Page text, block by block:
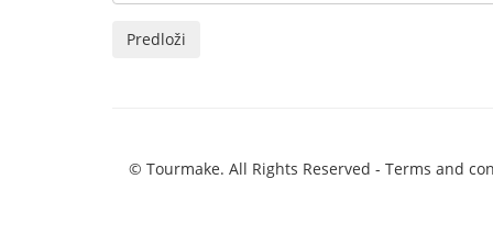
Predloži
© Tourmake. All Rights Reserved - Terms and